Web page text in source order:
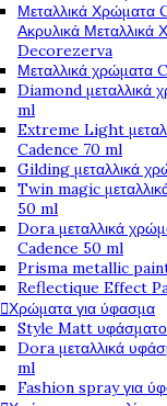
Μεταλλικά Χρώματα
Ακρυλικά Μεταλλικά
Decorezerva
Μεταλλικά χρώματα
Diamond μεταλλικά
ml
Extreme Light
Cadence 70 ml
Gilding μεταλλικά
Twin magic
50 ml
Dora μεταλλικά
Cadence 50 ml
Prisma metallic
Reflectique Effect
Χρώματα για ύφασμα
Style Matt
Dora μεταλλικά
ml
Fashion spray για